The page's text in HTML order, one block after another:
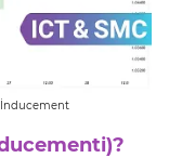
İnducement